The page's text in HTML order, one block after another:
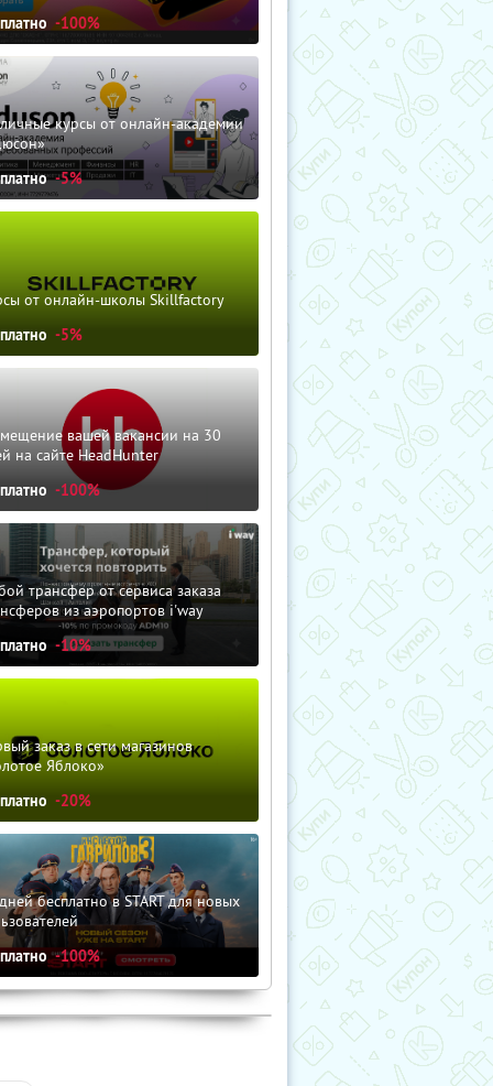
-100%
курсы от онлайн-академии
-5%
от онлайн-школы Skillfactory
-5%
вашей вакансии на 30
на сайте HeadHunter
-100%
трансфер от сервиса заказа
из аэропортов i'way
-10%
заказ в сети магазинов
Яблоко»
-20%
бесплатно в START для новых
-100%